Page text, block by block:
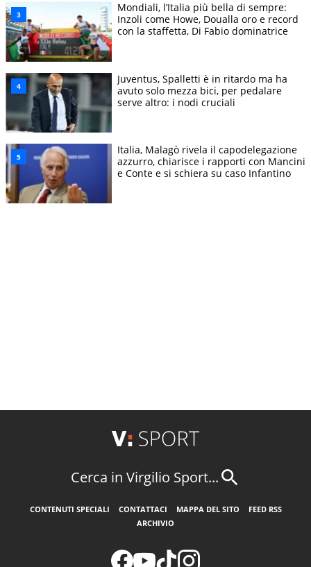
Mondiali, l’Italia più bella di sempre:
Inzoli come Howe, Doualla oro e record
con la staffetta, Di Fabio dominatrice
Juventus, Spalletti è in ritardo ma ha
avuto solo mezza bici, per pedalare
serve altro: i nodi cruciali
Italia, Malagò rivela il capodelegazione
azzurro, chiarisce i rapporti con Mancini
e Conte e si schiera su caso Infantino
Cerca in Virgilio Sport...
CONTENUTI SPECIALI CONTATTACI MAPPA DEL SITO
FEED RSS
ARCHIVIO